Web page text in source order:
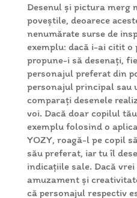
Desenul și pictura merg
poveștile, deoarece
nenumărate surse de
exemplu: dacă i-ai citit o
propune-i să desenați,
personajul preferat din
personajul principal sau
comparați desenele
voi. Dacă doar copilul
exemplu folosind o
YOZY, roagă-l pe copil
său preferat, iar tu îl
indicațiile sale. Dacă
amuzament și
că personajul respectiv